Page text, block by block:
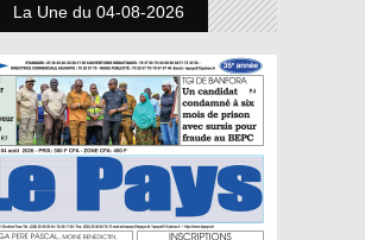
La Une du 04-08-2026